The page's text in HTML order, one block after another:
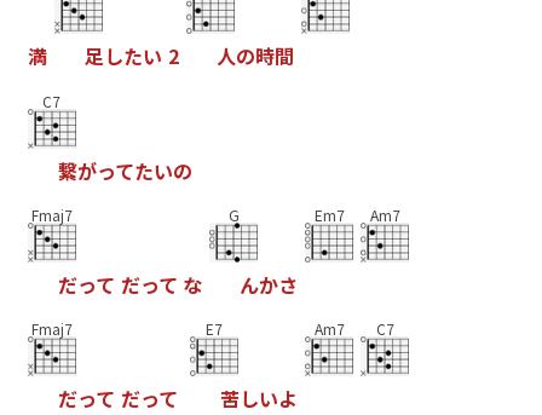
満 足したい 2 人の時間
C7
繋がってたいの
Fmaj7
だって だって な
G
んかさ
Em7 Am7
Fmaj7
だって だって
E7
苦しいよ
Am7 C7